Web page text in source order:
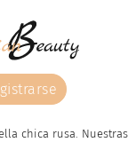
chica rusa.